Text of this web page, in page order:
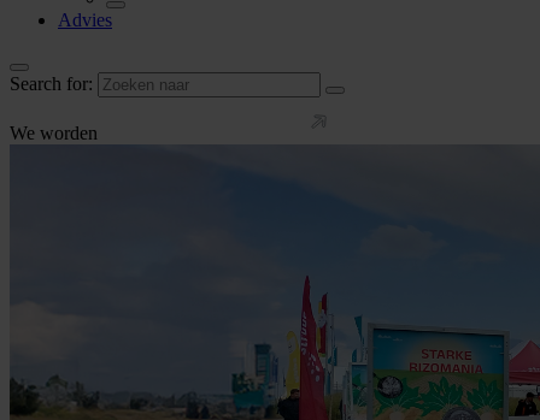
Advies
Search for:
We worden